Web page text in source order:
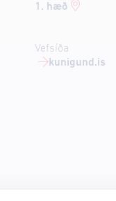
1. hæð
Vefsíða
kunigund.is